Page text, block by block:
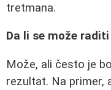
tretmana.
Da li se može
Može, ali često je
rezultat. Na primer,